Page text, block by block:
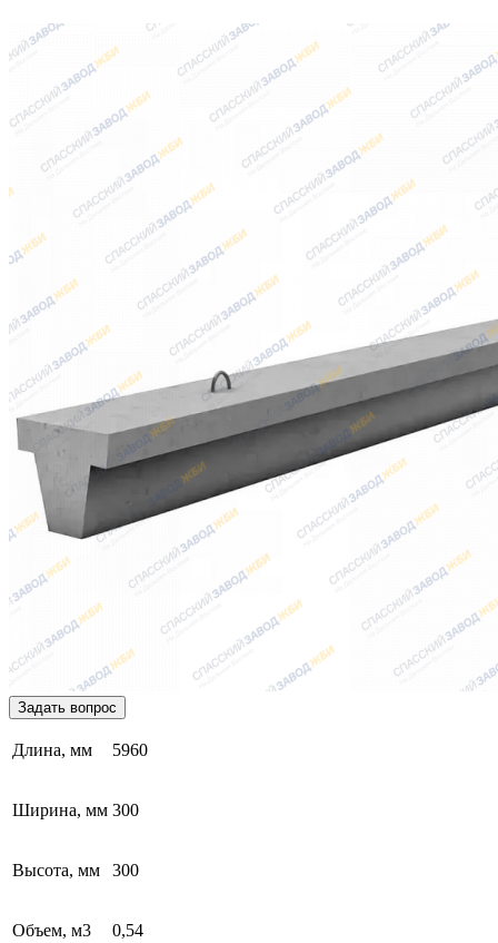
Задать вопрос
Длина, мм 5960
Ширина, мм 300
Высота, мм 300
Объем, м3 0,54